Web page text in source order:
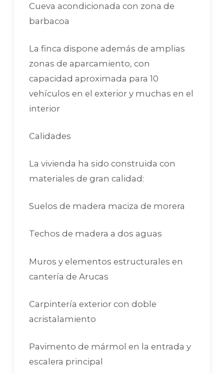
Cueva acondicionada con zona de
barbacoa
La finca dispone además de amplias
zonas de aparcamiento, con
capacidad aproximada para 10
vehículos en el exterior y muchas en el
interior
Calidades
La vivienda ha sido construida con
materiales de gran calidad:
Suelos de madera maciza de morera
Techos de madera a dos aguas
Muros y elementos estructurales en
cantería de Arucas
Carpintería exterior con doble
acristalamiento
Pavimento de mármol en la entrada y
escalera principal